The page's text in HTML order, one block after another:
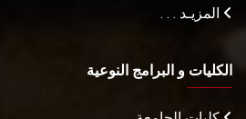
المزيـد . . .
الكليات و البرامج النوعية